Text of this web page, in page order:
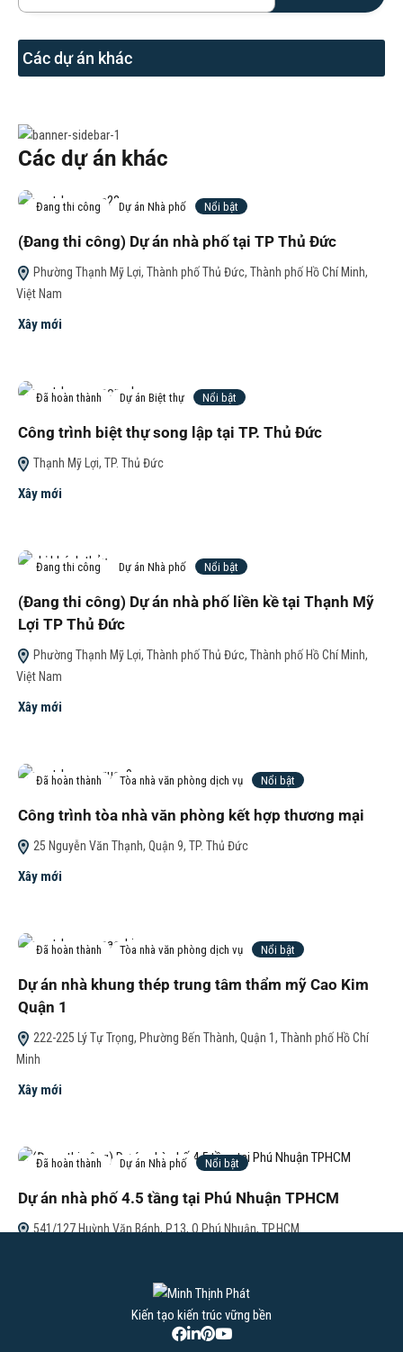
Các dự án khác
Các dự án khác
Đang thi công Dự án Nhà phố Nổi bật
(Đang thi công) Dự án nhà phố tại TP Thủ Đức
Phường Thạnh Mỹ Lợi, Thành phố Thủ Đức, Thành phố Hồ Chí Minh,
Việt Nam
Xây mới
Đã hoàn thành Dự án Biệt thự Nổi bật
Công trình biệt thự song lập tại TP. Thủ Đức
Thạnh Mỹ Lợi, TP. Thủ Đức
Xây mới
Đang thi công Dự án Nhà phố Nổi bật
(Đang thi công) Dự án nhà phố liền kề tại Thạnh Mỹ
Lợi TP Thủ Đức
Phường Thạnh Mỹ Lợi, Thành phố Thủ Đức, Thành phố Hồ Chí Minh,
Việt Nam
Xây mới
Đã hoàn thành Tòa nhà văn phòng dịch vụ Nổi bật
Công trình tòa nhà văn phòng kết hợp thương mại
25 Nguyễn Văn Thạnh, Quận 9, TP. Thủ Đức
Xây mới
Đã hoàn thành Tòa nhà văn phòng dịch vụ Nổi bật
Dự án nhà khung thép trung tâm thẩm mỹ Cao Kim
Quận 1
222-225 Lý Tự Trọng, Phường Bến Thành, Quận 1, Thành phố Hồ Chí
Minh
Xây mới
Đã hoàn thành Dự án Nhà phố Nổi bật
Dự án nhà phố 4.5 tầng tại Phú Nhuận TPHCM
541/127 Huỳnh Văn Bánh, P.13, Q.Phú Nhuận, TP.HCM
Kiến tạo kiến trúc vững bền